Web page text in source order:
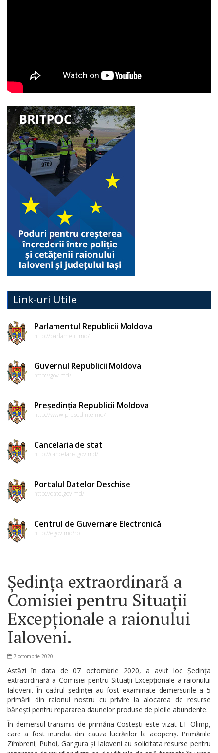
Link-uri Utile
Parlamentul Republicii Moldova
http://parlament.md/
Guvernul Republicii Moldova
http://gov.md/
Președinția Republicii Moldova
http://www.presedinte.md/
Cancelaria de stat
http://cancelaria.gov.md/
Portalul Datelor Deschise
http://date.gov.md/
Centrul de Guvernare Electronică
http://egov.md/ro
Ședința extraordinară a
Comisiei pentru Situații
Excepționale a raionului
Ialoveni.
7 octombrie 2020
Astăzi în data de 07 octombrie 2020, a avut loc Ședința
extraordinară a Comisiei pentru Situații Excepționale a raionului
Ialoveni. În cadrul ședinței au fost examinate demersurile a 5
primării din raionul nostru cu privire la alocarea de resurse
bănești pentru repararea daunelor produse de ploile abundente.
În demersul transmis de primăria Costești este vizat LT Olimp,
care a fost inundat din cauza lucrărilor la acoperiș. Primăriile
Zîmbreni, Puhoi, Gangura și Ialoveni au solicitata resurse pentru